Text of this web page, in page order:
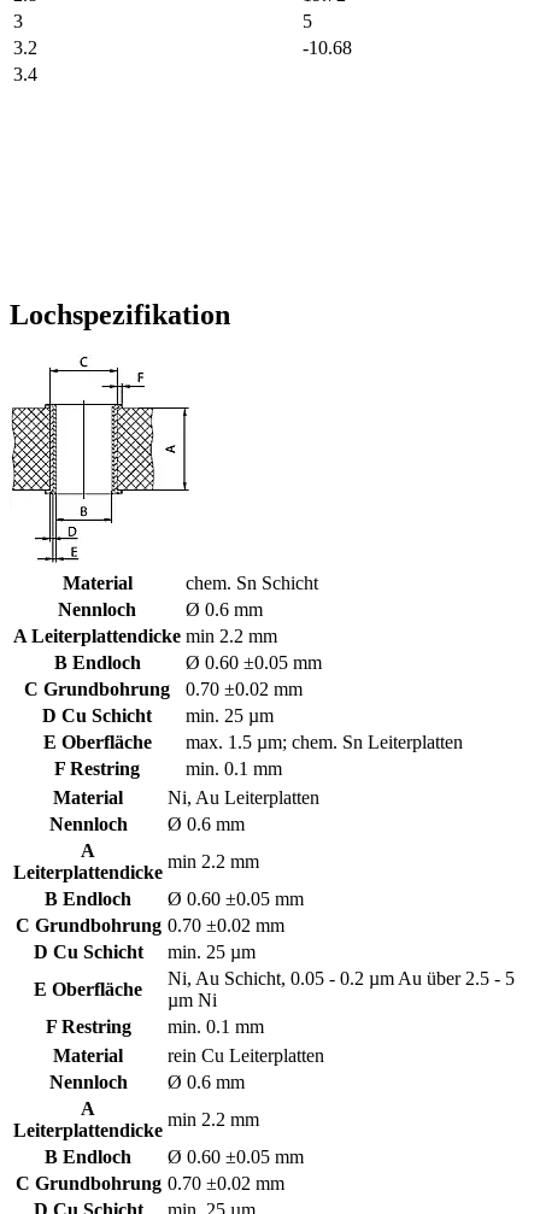
3
5
3.2
-10.68
3.4
Lochspezifikation
Material
chem. Sn Schicht
Nennloch
Ø 0.6 mm
A Leiterplattendicke min 2.2 mm
B Endloch
Ø 0.60 ±0.05 mm
C Grundbohrung
0.70 ±0.02 mm
D Cu Schicht
min. 25 µm
E Oberfläche
max. 1.5 µm; chem. Sn Leiterplatten
F Restring
min. 0.1 mm
Material
Ni, Au Leiterplatten
Nennloch
Ø 0.6 mm
A
Leiterplattendicke
min 2.2 mm
B Endloch
Ø 0.60 ±0.05 mm
C Grundbohrung 0.70 ±0.02 mm
D Cu Schicht
min. 25 µm
E Oberfläche
Ni, Au Schicht, 0.05 - 0.2 µm Au über 2.5 - 5
µm Ni
F Restring
min. 0.1 mm
Material
rein Cu Leiterplatten
Nennloch
Ø 0.6 mm
A
Leiterplattendicke
min 2.2 mm
B Endloch
Ø 0.60 ±0.05 mm
C Grundbohrung 0.70 ±0.02 mm